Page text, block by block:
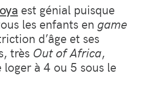
est génial puisque
les enfants en game
d’âge et ses
très Out of Africa,
à 4 ou 5 sous le